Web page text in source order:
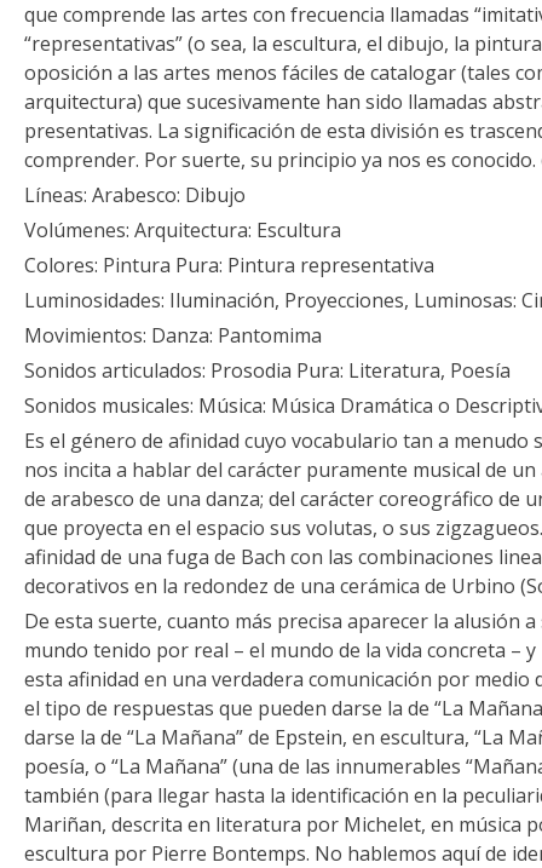
que comprende las artes con frecuencia llamadas
“representativas” (o sea, la escultura, el dibujo, la
oposición a las artes menos fáciles de catalogar (tales
arquitectura) que sucesivamente han sido llamadas
presentativas. La significación de esta división es
comprender. Por suerte, su principio ya nos es conocido.
Líneas: Arabesco: Dibujo
Volúmenes: Arquitectura: Escultura
Colores: Pintura Pura: Pintura representativa
Luminosidades: Iluminación, Proyecciones, Luminosas:
Movimientos: Danza: Pantomima
Sonidos articulados: Prosodia Pura: Literatura, Poesía
Sonidos musicales: Música: Música Dramática o
Es el género de afinidad cuyo vocabulario tan a menudo
nos incita a hablar del carácter puramente musical de
de arabesco de una danza; del carácter coreográfico de
que proyecta en el espacio sus volutas, o sus
afinidad de una fuga de Bach con las combinaciones
decorativos en la redondez de una cerámica de Urbino
De esta suerte, cuanto más precisa aparecer la alusión
mundo tenido por real – el mundo de la vida concreta –
esta afinidad en una verdadera comunicación por medio
el tipo de respuestas que pueden darse la de “La
darse la de “La Mañana” de Epstein, en escultura, “La
poesía, o “La Mañana” (una de las innumerables
también (para llegar hasta la identificación en la
Mariñan, descrita en literatura por Michelet, en música
escultura por Pierre Bontemps. No hablemos aquí de